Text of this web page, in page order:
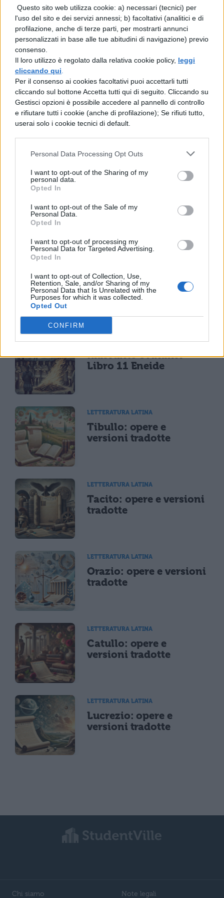
Questo sito web utilizza cookie: a) necessari (tecnici) per
l'uso del sito e dei servizi annessi; b) facoltativi (analitici e di
profilazione, anche di terze parti, per mostrarti annunci
personalizzati in base alle tue abitudini di navigazione) previo
consenso.
Il loro utilizzo è regolato dalla relativa cookie policy, leggi
cliccando qui
Per il consenso ai cookies facoltativi puoi accettarli tutti
cliccando sul bottone Accetta tutti qui di seguito. Cliccando su
Gestisci opzioni è possibile accedere al pannello di controllo
e rifiutare tutti i cookie (anche di profilazione); Se rifiuti tutto,
userai solo i cookie tecnici di default.
Personal Data Processing Opt Outs
I want to opt-out of the Sharing of my
personal data.
Opted In
I want to opt-out of the Sale of my
Personal Data.
Opted In
I want to opt-out of processing my
Personal Data for Targeted Advertising.
Opted In
I want to opt-out of Collection, Use,
Retention, Sale, and/or Sharing of my
Personal Data that Is Unrelated with the
Purposes for which it was collected.
Opted Out
CONFIRM
Così, per la troppa ingordigia il contadino
non aveva alcun uovo e l'uomo, esempio di
avarizia, scontava la sua pena. I desideri
eccessivi saranno spesso causa di rovina
per molti.
TI POTREBBE INTERESSARE
La Commedia di Plauto
Riassunto libro per
libro dell'Eneide
LETTERATURA LATINA
Riassunto e Analisi
Libro 11 Eneide
LETTERATURA LATINA
Tibullo: opere e
versioni tradotte
LETTERATURA LATINA
Tacito: opere e versioni
tradotte
LETTERATURA LATINA
Orazio: opere e versioni
tradotte
LETTERATURA LATINA
Catullo: opere e
versioni tradotte
LETTERATURA LATINA
Lucrezio: opere e
versioni tradotte
Chi siamo Note legali